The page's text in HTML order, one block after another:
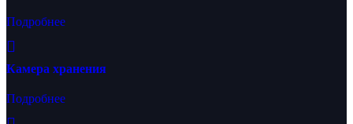
Подробнее
Камера хранения
Подробнее